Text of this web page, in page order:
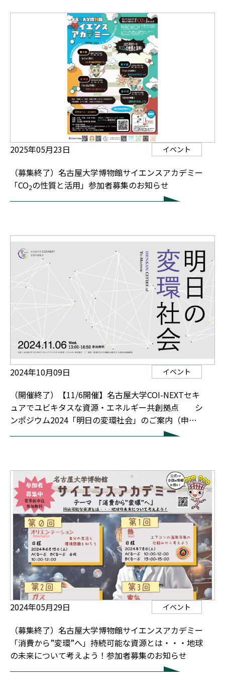
2025年05月23日 イベント
（募集終了）名古屋大学博物館サイエンスアカデミー
「CO2の性質と活用」参加者募集のお知らせ
2024年10月09日 イベント
（開催終了）【11/6開催】名古屋大学COI-NEXTセキ
ュアでユビキタスな資源・エネルギー共創拠点 シ
ンポジウム2024「明日の変環社会」のご案内（申込
2024年05月29日 イベント
（募集終了）名古屋大学博物館サイエンスアカデミー
「消費から”変環”へ」持続可能な資源とは・・・地球
の未来について考えよう！参加者募集のお知らせ